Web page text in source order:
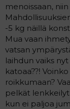
menoissaan,
-5 kg näillä
Mua vaan
vatsan
laihdun vaiks
katoaa??!
roikkumaan?
pelkät
kun ei paljoa